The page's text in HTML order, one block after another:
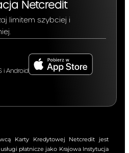
Netcredit
limitem szybciej i
i Android
Karty Kredytowej Netcredit jest
płatnicze jako Krajowa Instytucja